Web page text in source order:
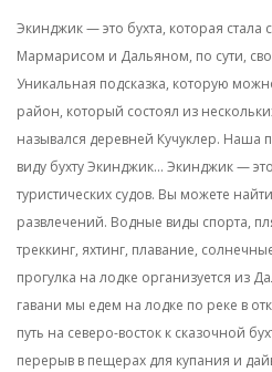
Экинджик — это бухта, которая стала
Мармарисом и Дальяном, по сути,
Уникальная подсказка, которую
район, который состоял из
назывался деревней Кучуклер. Наша
виду бухту Экинджик... Экинджик —
туристических судов. Вы можете
развлечений. Водные виды спорта,
треккинг, яхтинг, плавание,
прогулка на лодке организуется из
гавани мы едем на лодке по реке в
путь на северо-восток к сказочной
перерыв в пещерах для купания и